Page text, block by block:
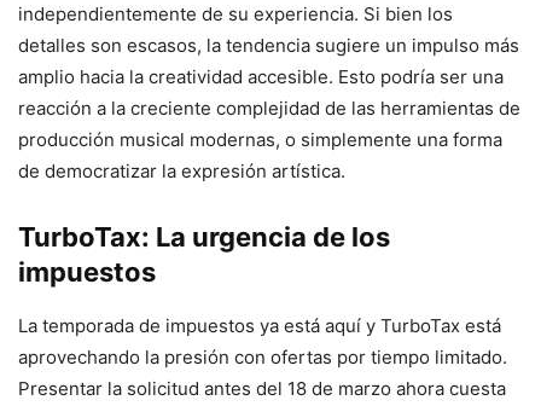
independientemente de su experiencia. Si bien los
detalles son escasos, la tendencia sugiere un impulso más
amplio hacia la creatividad accesible. Esto podría ser una
reacción a la creciente complejidad de las herramientas de
producción musical modernas, o simplemente una forma
de democratizar la expresión artística.
TurboTax: La urgencia de los
impuestos
La temporada de impuestos ya está aquí y TurboTax está
aprovechando la presión con ofertas por tiempo limitado.
Presentar la solicitud antes del 18 de marzo ahora cuesta